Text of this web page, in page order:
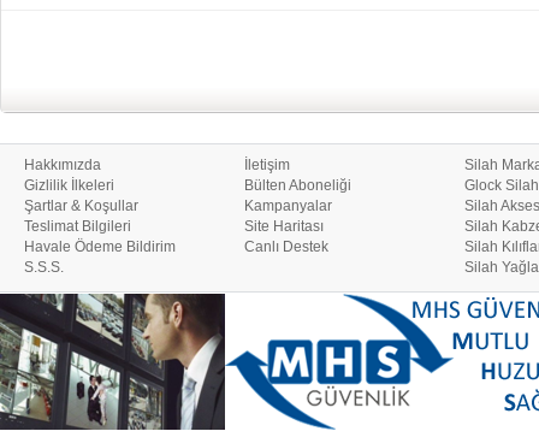
Hakkımızda
Gizlilik İlkeleri
Şartlar & Koşullar
Teslimat Bilgileri
Havale Ödeme Bildirim
S.S.S.
İletişim
Bülten Aboneliği
Kampanyalar
Site Haritası
Canlı Destek
Silah
Glock
Silah
Silah
Silah
Silah